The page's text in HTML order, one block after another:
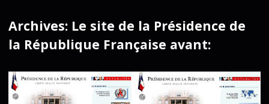
Archives: Le site de la Présidence de
la République Française avant: